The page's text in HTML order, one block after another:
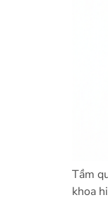
Tầm
khoa